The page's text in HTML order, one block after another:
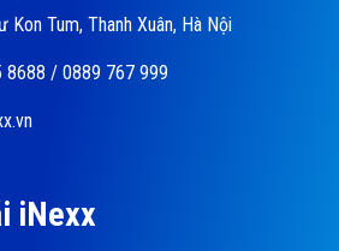
Kon Tum, Thanh Xuân, Hà Nội
8688 / 0889 767 999
iNexx